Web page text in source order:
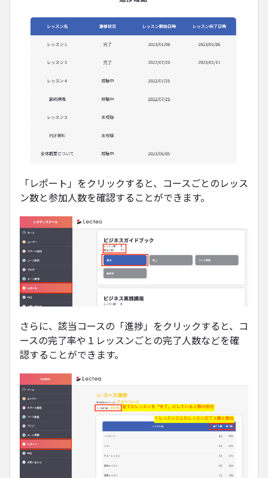
「レポート」をクリックすると、コースごとのレッス
ン数と参加人数を確認することができます。
さらに、該当コースの「進捗」をクリックすると、コ
ースの完了率や１レッスンごとの完了人数などを確
認することができます。